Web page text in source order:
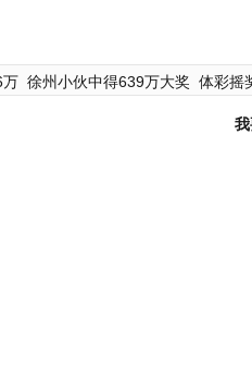
万 徐州小伙中得639万大奖 体彩摇